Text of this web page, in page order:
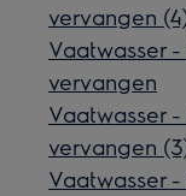
vervangen
Vaatwasser
vervangen
Vaatwasser
vervangen
Vaatwasser